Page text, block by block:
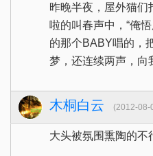
昨晚半夜，屋外猫们
啦的叫春声中，“俺
的那个BABY唱的，
梦，还连续两声，向
木桐白云 (2012-08-
大头被氛围熏陶的不